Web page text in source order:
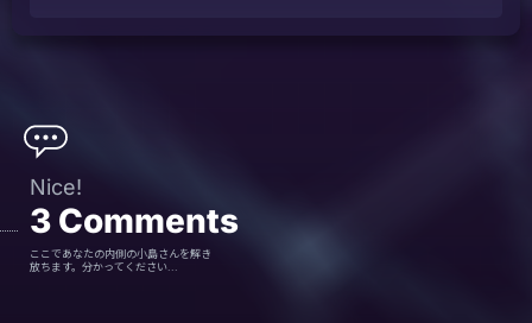
Nice!
3 Comments
ここであなたの内側の小島さんを解き
放ちます。分かってください...